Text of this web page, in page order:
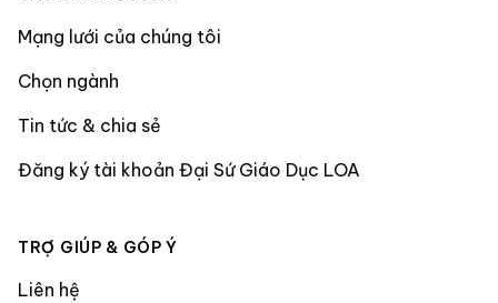
Mạng lưới của chúng tôi
Chọn ngành
Tin tức & chia sẻ
Đăng ký tài khoản Đại Sứ Giáo Dục LOA
TRỢ GIÚP & GÓP Ý
Liên hệ